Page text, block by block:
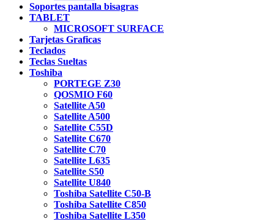
Soportes pantalla bisagras
TABLET
MICROSOFT SURFACE
Tarjetas Graficas
Teclados
Teclas Sueltas
Toshiba
PORTEGE Z30
QOSMIO F60
Satellite A50
Satellite A500
Satellite C55D
Satellite C670
Satellite C70
Satellite L635
Satellite S50
Satellite U840
Toshiba Satellite C50-B
Toshiba Satellite C850
Toshiba Satellite L350